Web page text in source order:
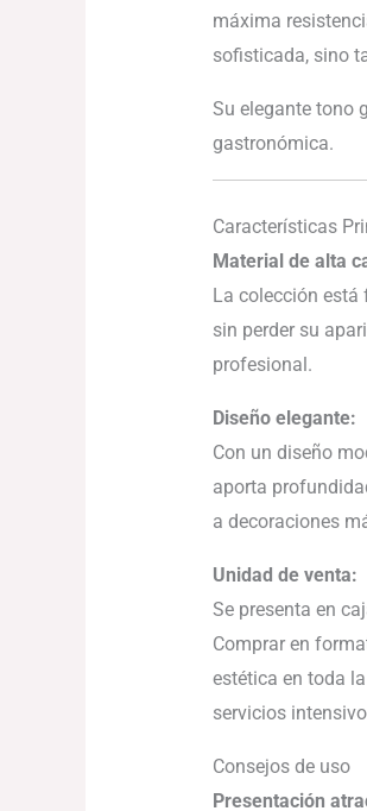
máxima
sofisticada, sino
Su elegante tono
gastronómica.
Características
Material de alta
La colección
sin perder su
profesional.
Diseño elegante:
Con un diseño
aporta
a decoraciones
Unidad de venta:
Se presenta en
Comprar en
estética en toda
servicios
Consejos de uso
Presentación